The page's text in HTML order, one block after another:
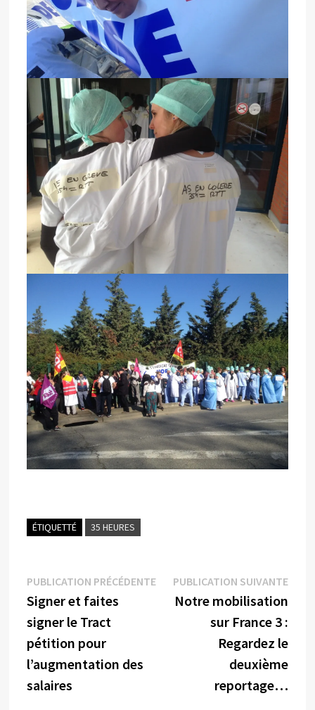
ÉTIQUETTÉ 35 HEURES
Navigation
de
l’article
PUBLICATION PRÉCÉDENTEPublication
précédente :
Signer et faites
signer le Tract
pétition pour
l’augmentation des
salaires
PUBLICATION SUIVANTE
Notre mobilisation
sur France 3 :
Regardez le
deuxième
reportage…